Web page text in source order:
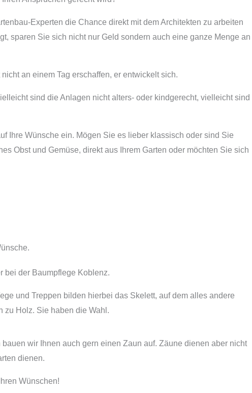
Experten die Chance direkt mit dem Architekten zu arbeiten
sparen Sie sich nicht nur Geld sondern auch eine ganze Menge an
an einem Tag erschaffen, er entwickelt sich.
sind die Anlagen nicht alters- oder kindgerecht, vielleicht sind
Ihre Wünsche ein. Mögen Sie es lieber klassisch oder sind Sie
Obst und Gemüse, direkt aus Ihrem Garten oder möchten Sie sich
bei der Baumpflege Koblenz.
und Treppen bilden hierbei das Skelett, auf dem alles andere
zu Holz. Sie haben die Wahl.
wir Ihnen auch gern einen Zaun auf. Zäune dienen aber nicht
dienen.
Wünschen!